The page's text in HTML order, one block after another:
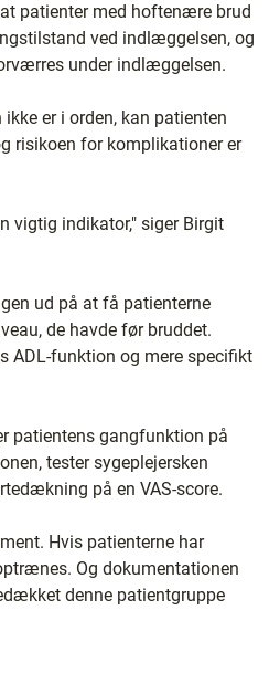
patienter med hoftenære brud
ved indlæggelsen, og
under indlæggelsen.
er i orden, kan patienten
risikoen for komplikationer er
vigtig indikator," siger Birgit
ud på at få patienterne
de havde før bruddet.
ADL-funktion og mere specifikt
patientens gangfunktion på
tester sygeplejersken
på en VAS-score.
Hvis patienterne har
Og dokumentationen
denne patientgruppe